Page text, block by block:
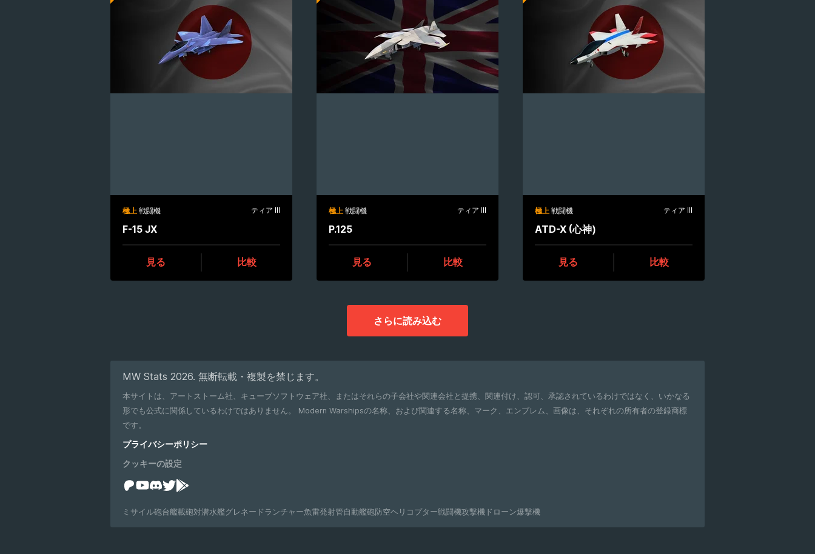
極上 戦闘機 ティア III
F-15 JX
見る 比較
極上 戦闘機 ティア III
P.125
見る 比較
極上 戦闘機 ティア III
ATD-X (心神)
見る 比較
さらに読み込む
MW Stats 2026. 無断転載・複製を禁じます。
本サイトは、アートストーム社、キューブソフトウェア社、またはそれらの子会社や関連会社と提携、関連付け、認可、承認されているわけではなく、いかなる
形でも公式に関係しているわけではありません。 Modern Warshipsの名称、および関連する名称、マーク、エンブレム、画像は、それぞれの所有者の登録商標
です。
プライバシーポリシー
クッキーの設定
ミサイル砲台艦載砲対潜水艦グレネードランチャー魚雷発射管自動艦砲防空ヘリコプター戦闘機攻撃機 ドローン爆撃機